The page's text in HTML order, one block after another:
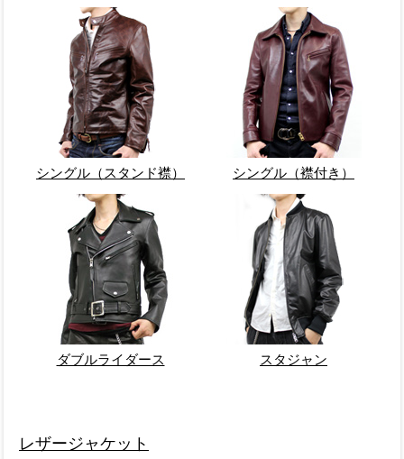
シングル（スタンド襟） シングル（襟付き）
ダブルライダース スタジャン
レザージャケット